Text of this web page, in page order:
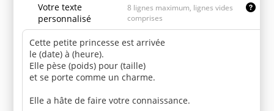
Votre texte
personnalisé
8 lignes maximum, lignes vides
comprises